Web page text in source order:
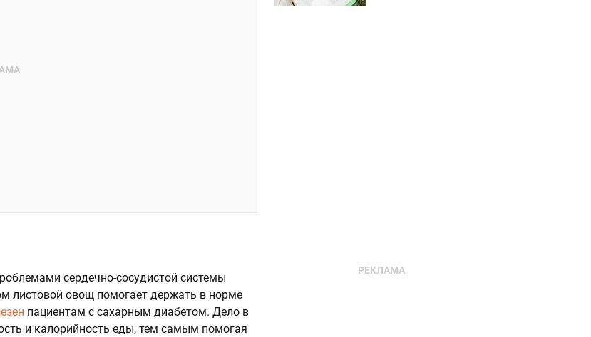
сердечно-сосудистой системы
листовой овощ помогает держать в норме
пациентам с сахарным диабетом. Дело в
и калорийность еды, тем самым помогая